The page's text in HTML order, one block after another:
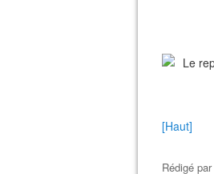
[Haut]
Rédigé par